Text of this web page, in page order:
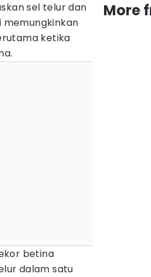
sel telur dan
memungkinkan
ketika
betina
dalam satu
More